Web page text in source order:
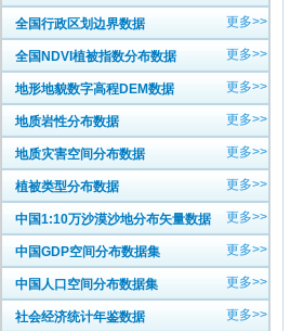
全国行政区划边界数据 更多>>
全国NDVI植被指数分布数据 更多>>
地形地貌数字高程DEM数据 更多>>
地质岩性分布数据 更多>>
地质灾害空间分布数据 更多>>
植被类型分布数据 更多>>
中国1:10万沙漠沙地分布矢量数据 更多>>
中国GDP空间分布数据集 更多>>
中国人口空间分布数据集 更多>>
社会经济统计年鉴数据 更多>>